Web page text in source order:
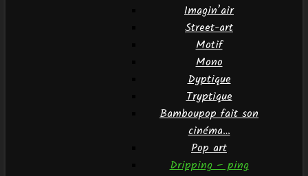
Imagin’air
Street-art
Motif
Mono
Dyptique
Tryptique
Bamboupop fait son
cinéma…
Pop art
Dripping – ping